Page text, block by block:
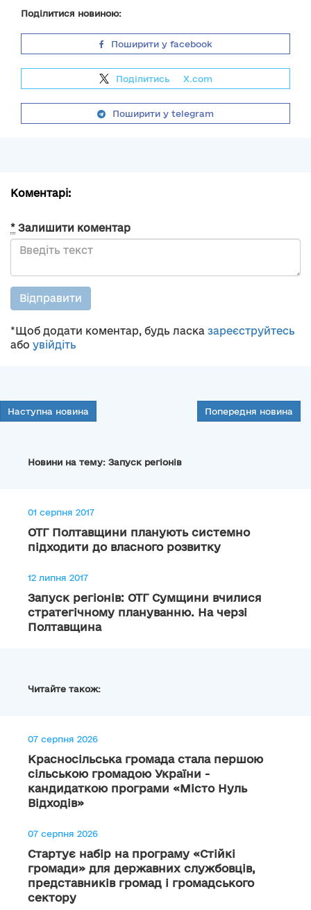
Поділитися новиною:
Поширити у facebook
Поділитись X.com
Поширити у telegram
Коментарі:
* Залишити коментар
Відправити
*Щоб додати коментар, будь ласка зареєструйтесь
або увійдіть
Наступна новина Попередня новина
Новини на тему: Запуск регіонів
01 серпня 2017
ОТГ Полтавщини планують системно
підходити до власного розвитку
12 липня 2017
Запуск регіонів: ОТГ Сумщини вчилися
стратегічному плануванню. На черзі
Полтавщина
Читайте також:
07 серпня 2026
Красносільська громада стала першою
сільською громадою України -
кандидаткою програми «Місто Нуль
Відходів»
07 серпня 2026
Стартує набір на програму «Стійкі
громади» для державних службовців,
представників громад і громадського
сектору